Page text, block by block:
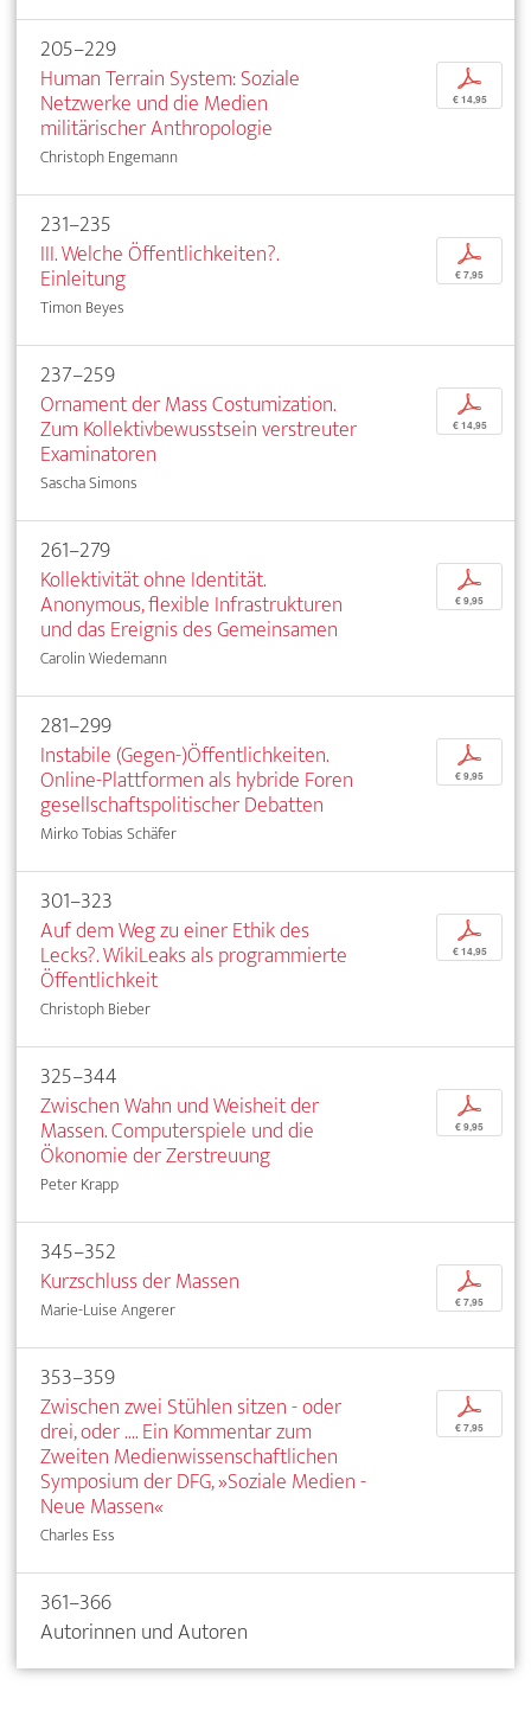
205–229
Human Terrain System: Soziale
Netzwerke und die Medien
militärischer Anthropologie
Christoph Engemann
p
€ 14,95
231–235
III. Welche Öffentlichkeiten?.
Einleitung
Timon Beyes
p
€ 7,95
237–259
Ornament der Mass Costumization.
Zum Kollektivbewusstsein verstreuter
Examinatoren
Sascha Simons
p
€ 14,95
261–279
Kollektivität ohne Identität.
Anonymous, flexible Infrastrukturen
und das Ereignis des Gemeinsamen
Carolin Wiedemann
p
€ 9,95
281–299
Instabile (Gegen-)Öffentlichkeiten.
Online-Plattformen als hybride Foren
gesellschaftspolitischer Debatten
Mirko Tobias Schäfer
p
€ 9,95
301–323
Auf dem Weg zu einer Ethik des
Lecks?. WikiLeaks als programmierte
Öffentlichkeit
Christoph Bieber
p
€ 14,95
325–344
Zwischen Wahn und Weisheit der
Massen. Computerspiele und die
Ökonomie der Zerstreuung
Peter Krapp
p
€ 9,95
345–352
Kurzschluss der Massen
Marie-Luise Angerer
p
€ 7,95
353–359
Zwischen zwei Stühlen sitzen - oder
drei, oder .... Ein Kommentar zum
Zweiten Medienwissenschaftlichen
Symposium der DFG, »Soziale Medien -
Neue Massen«
Charles Ess
p
€ 7,95
361–366
Autorinnen und Autoren